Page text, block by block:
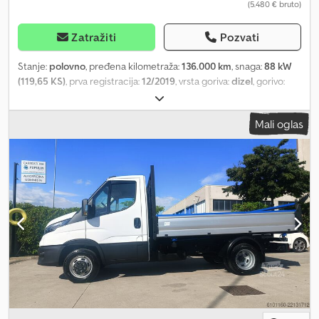
(5.480 € bruto)
Zatražiti Pozvati
Stanje: polovno, pređena kilometraža:136.000 km, snaga:88 kW
(119,65 KS), prva registracija:12/2019, vrsta goriva:dizel, gorivo:
, emisioni razred:euro6d-temp
proizvodnje:2019, Oprema:ABS, centralno zaključavanje,
elektronski program stabilnosti (ESP), klima uređaj, klizna vrata,
kontrola proklizavanja, maglenke, registracija kamiona, sistem
imobilizera, tempomat, ugrađeni računar, vazdušni jastuk, * Na
našem sajtu možete pronaći još 1500 vozila. Leasing i finansiranje
su mogući i bez učešća! Dcjdpoygqxvjfx Akwsk * Naše cene su za
preuzimanje vozila u gotovini, što znači da se dodatne usluge kao
što su ugradnja kuka za vuču, drugi set guma, servis vozila,
garancija, paketi bezbrižnosti itd. naplaćuju posebno. * Uprkos
maksimalnoj pažnji, greške u oglasima nisu isključene i stoga su
bez garancije! Greške pri unosu, prodaja u međuvremenu i pravo
na izmene su zadržani. Informacije o opremi i potrošnji zasnovane
su na proveri VIN broja preko sistema DAT SilverDAT. VIN podaci
nisu deo ugovora o kupovini. * Naši nova vozila: Zbog različitih
Mali oglas